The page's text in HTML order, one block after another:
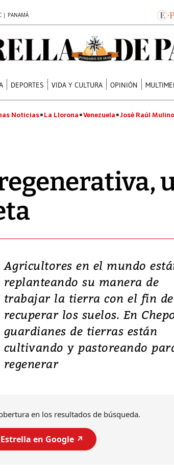
| PANAMÁ
DEPORTES VIDA Y CULTURA OPINIÓN
Noticias La Llorona Venezuela José Raúl Mulino
Agricultores en el mundo
replanteando su manera de
trabajar la tierra con el fin de
recuperar los suelos. En
guardianes de tierras están
cultivando y pastoreando
regenerar
en los resultados de búsqueda.
en Google ↗️
Video, Japón: Terremoto
deja heridos y graves
daños en Kumamoto
7,1 se registró este martes 28 de
julio en la prefectura de
al sur de Japón, provocando una